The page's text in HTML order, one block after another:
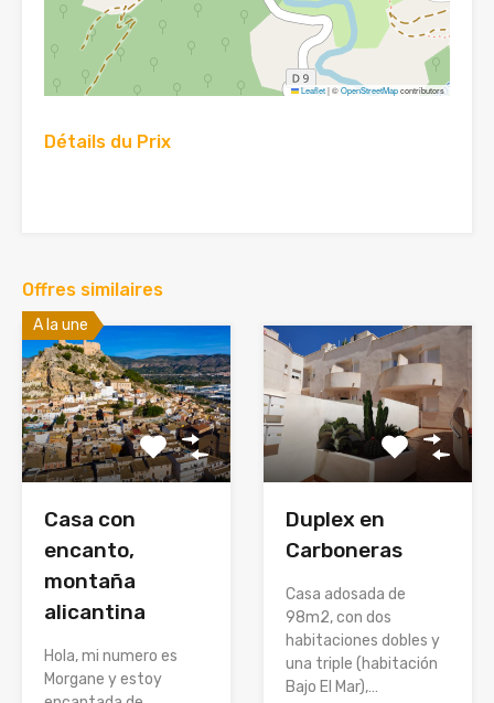
Leaflet|©OpenStreetMapcontributors
Détails du Prix
Offres similaires
A la une
Casa con
encanto,
montaña
alicantina
Hola, mi numero es
Morgane y estoy
Duplex en
Carboneras
Casa adosada de
98m2, con dos
habitaciones dobles y
una triple (habitación
Bajo El Mar),…